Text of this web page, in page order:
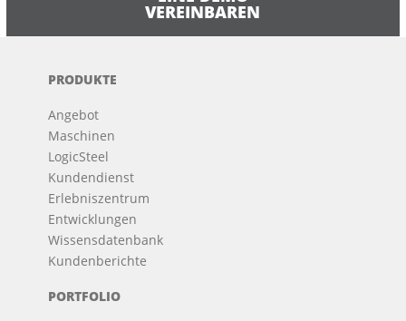
VEREINBAREN
PRODUKTE
Angebot
Maschinen
LogicSteel
Kundendienst
Erlebniszentrum
Entwicklungen
Wissensdatenbank
Kundenberichte
PORTFOLIO